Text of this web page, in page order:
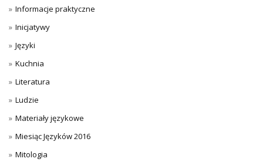
Informacje praktyczne
Inicjatywy
Języki
Kuchnia
Literatura
Ludzie
Materiały językowe
Miesiąc Języków 2016
Mitologia